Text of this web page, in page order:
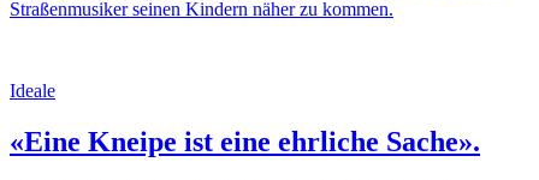
Straßenmusiker seinen Kindern näher zu kommen.
Ideale
«Eine Kneipe ist eine ehrliche Sache».